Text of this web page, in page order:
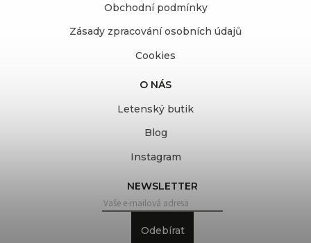
Obchodní podmínky
Zásady zpracování osobních údajů
Cookies
O NÁS
Letenský butik
Blog
Instagram
NEWSLETTER
Odebírat